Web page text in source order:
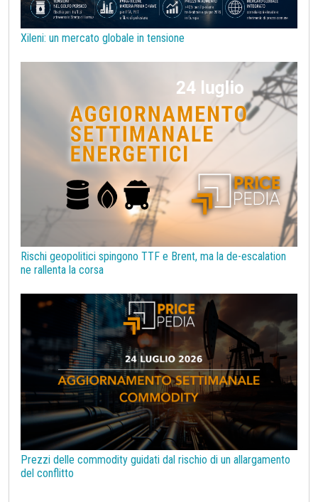
Silicio Stagno Strumenti Superciclo
Tassi di Cambio Tecnopolimeri Tensioattivi
Termoplastiche di base
Zinco
covid19lab melamina
Xileni: un mercato globale in tensione
Rischi geopolitici spingono TTF e Brent, ma la de-escalation
ne rallenta la corsa
Prezzi delle commodity guidati dal rischio di un allargamento
del conflitto